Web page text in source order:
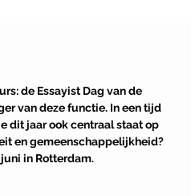
de Essayist Dag van de
van deze functie. In een tijd
dit jaar ook centraal staat op
en gemeenschappelijkheid?
in Rotterdam.